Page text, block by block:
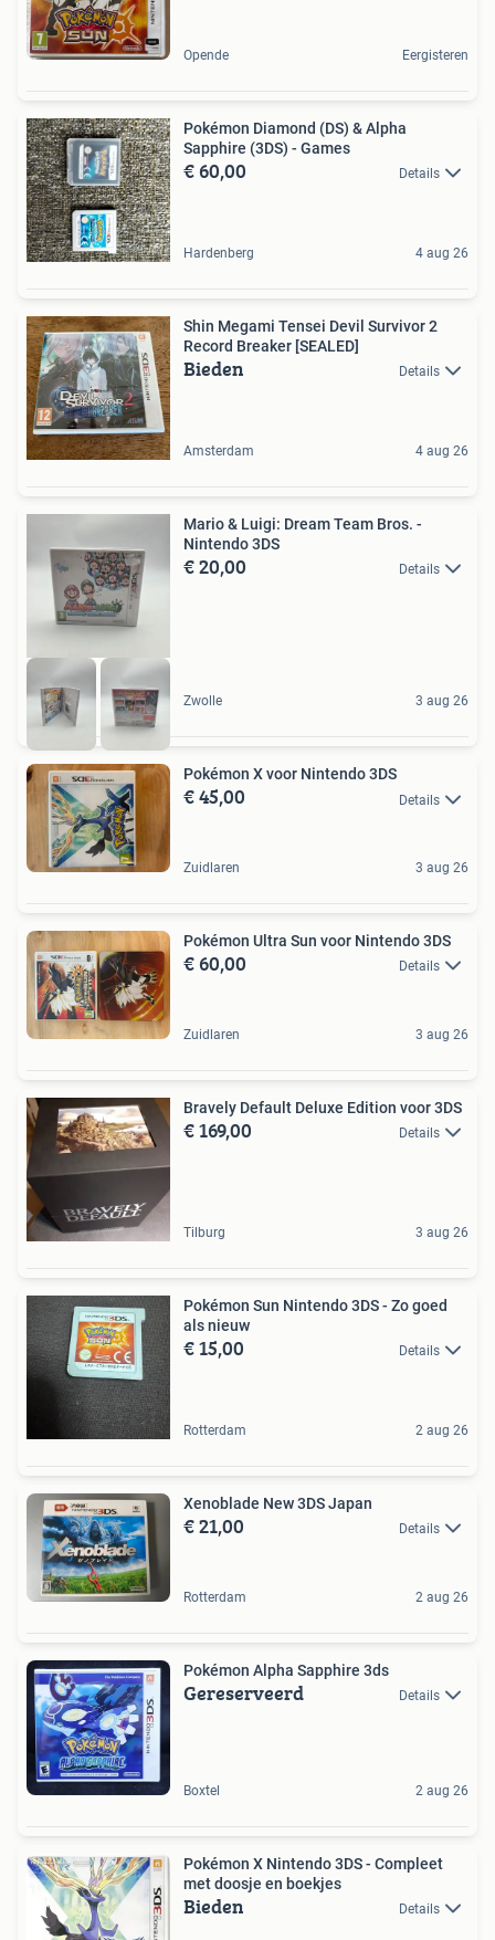
Opende Eergisteren
Pokémon Diamond (DS) & Alpha
Sapphire (3DS) - Games
€ 60,00 Details
Hardenberg 4 aug 26
Shin Megami Tensei Devil Survivor 2
Record Breaker [SEALED]
Bieden Details
Amsterdam 4 aug 26
Mario & Luigi: Dream Team Bros. -
Nintendo 3DS
€ 20,00 Details
Zwolle 3 aug 26
Pokémon X voor Nintendo 3DS
€ 45,00 Details
Zuidlaren 3 aug 26
Pokémon Ultra Sun voor Nintendo 3DS
€ 60,00 Details
Zuidlaren 3 aug 26
Bravely Default Deluxe Edition voor 3DS
€ 169,00 Details
Tilburg 3 aug 26
Pokémon Sun Nintendo 3DS - Zo goed
als nieuw
€ 15,00 Details
Rotterdam 2 aug 26
Xenoblade New 3DS Japan
€ 21,00 Details
Rotterdam 2 aug 26
Pokémon Alpha Sapphire 3ds
Gereserveerd Details
Boxtel 2 aug 26
Pokémon X Nintendo 3DS - Compleet
met doosje en boekjes
Bieden Details